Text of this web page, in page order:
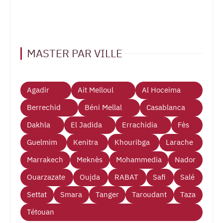
MASTER PAR VILLE
Agadir Ait Melloul
Al Hoceima
Berrechid
Béni Mellal
Casablanca
Dakhla
El Jadida Errachidia
Fès
Guelmim
Kenitra Khouribga
Larache
Marrakech
Meknès Mohammedia
Nador
Ouarzazate
Oujda RABAT Safi
Salé
Settat
Smara Tanger Taroudant
Taza
Tétouan